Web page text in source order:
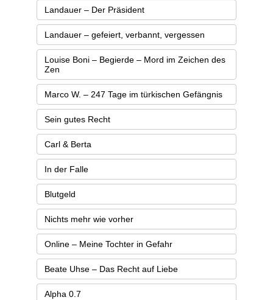
Landauer – Der Präsident
Landauer – gefeiert, verbannt, vergessen
Louise Boni – Begierde – Mord im Zeichen des
Zen
Marco W. – 247 Tage im türkischen Gefängnis
Sein gutes Recht
Carl & Berta
In der Falle
Blutgeld
Nichts mehr wie vorher
Online – Meine Tochter in Gefahr
Beate Uhse – Das Recht auf Liebe
Alpha 0.7